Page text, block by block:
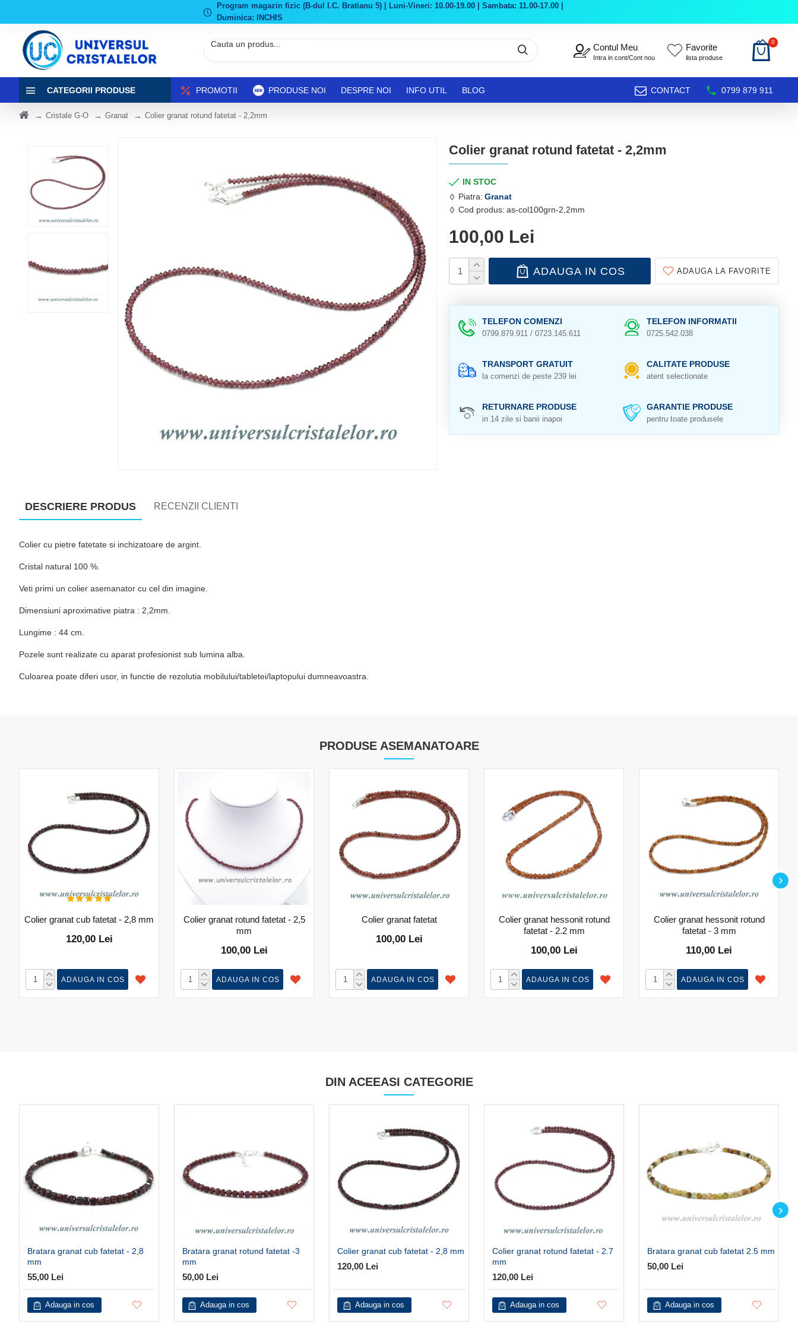
Program magazin fizic (B-dul I.C. Bratianu 5) | Luni-Vineri: 10.00-19.00 | Sambata: 11.00-17.00 |
Duminica: INCHIS
Contul Meu
Intra in cont/Cont nou
Favorite
lista produse
0
CATEGORII PRODUSE PROMOTII PRODUSE NOI DESPRE NOI INFO UTIL BLOG CONTACT 0799 879 911
Cristale G-O Granat Colier granat rotund fatetat - 2,2mm
Colier granat rotund fatetat - 2,2mm
IN STOC
Piatra: Granat
Cod produs: as-col100grn-2,2mm
100,00 Lei
ADAUGA IN COS ADAUGA LA FAVORITE
TELEFON COMENZI
0799.879.911 / 0723.145.611
TELEFON INFORMATII
0725.542.038
TRANSPORT GRATUIT
la comenzi de peste 239 lei
CALITATE PRODUSE
atent selectionate
RETURNARE PRODUSE
in 14 zile si banii inapoi
GARANTIE PRODUSE
pentru toate produsele
DESCRIERE PRODUS RECENZII CLIENTI
Colier cu pietre fatetate si inchizatoare de argint.
Cristal natural 100 %.
Veti primi un colier asemanator cu cel din imagine.
Dimensiuni aproximative piatra : 2,2mm.
Lungime : 44 cm.
Pozele sunt realizate cu aparat profesionist sub lumina alba.
Culoarea poate diferi usor, in functie de rezolutia mobilului/tabletei/laptopului dumneavoastra.
PRODUSE ASEMANATOARE
Colier granat cub fatetat - 2,8 mm
120,00 Lei
ADAUGA IN COS
Colier granat rotund fatetat - 2,5
mm
100,00 Lei
ADAUGA IN COS
Colier granat fatetat
100,00 Lei
ADAUGA IN COS
Colier granat hessonit rotund
fatetat - 2.2 mm
100,00 Lei
ADAUGA IN COS
Colier granat hessonit rotund
fatetat - 3 mm
110,00 Lei
ADAUGA IN COS
DIN ACEEASI CATEGORIE
Bratara granat cub fatetat - 2,8
mm
55,00 Lei
Adauga in cos
Bratara granat rotund fatetat -3
mm
50,00 Lei
Adauga in cos
Colier granat cub fatetat - 2,8 mm
120,00 Lei
Adauga in cos
Colier granat rotund fatetat - 2.7
mm
120,00 Lei
Adauga in cos
Bratara granat cub fatetat 2.5 mm
50,00 Lei
Adauga in cos